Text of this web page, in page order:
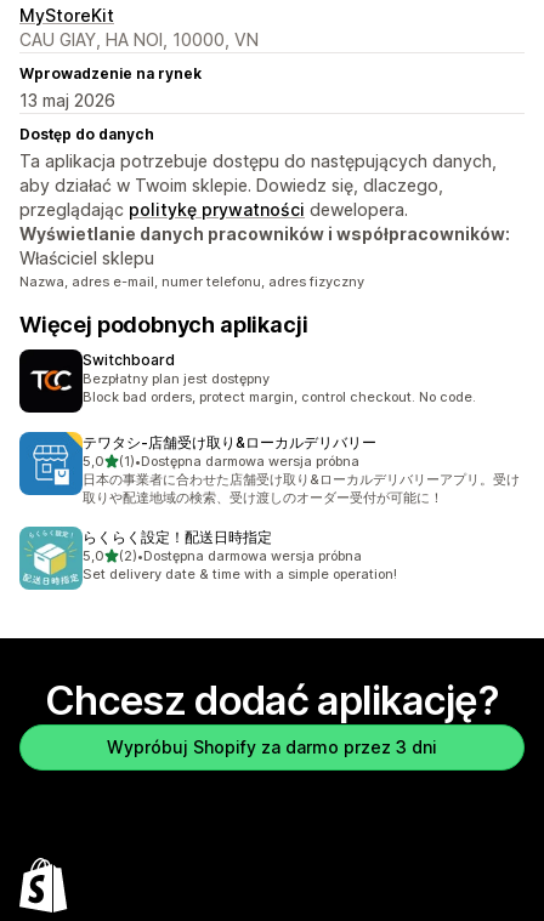
MyStoreKit
CAU GIAY, HA NOI, 10000, VN
Wprowadzenie na rynek
13 maj 2026
Dostęp do danych
Ta aplikacja potrzebuje dostępu do następujących danych,
aby działać w Twoim sklepie. Dowiedz się, dlaczego,
przeglądając politykę prywatności dewelopera.
Wyświetlanie danych pracowników i współpracowników:
Właściciel sklepu
Nazwa, adres e-mail, numer telefonu, adres fizyczny
Więcej podobnych aplikacji
Switchboard
Bezpłatny plan jest dostępny
Block bad orders, protect margin, control checkout. No code.
テワタシ‑店舗受け取り&ローカルデリバリー
5,0na 5 gwiazdek
(1)
Łączna liczba recenzji: 1
•Dostępna darmowa wersja próbna
日本の事業者に合わせた店舗受け取り&ローカルデリバリーアプリ。受け
取りや配達地域の検索、受け渡しのオーダー受付が可能に！
らくらく設定！配送日時指定
5,0na 5 gwiazdek
(2)
Łączna liczba recenzji: 2
•Dostępna darmowa wersja próbna
Set delivery date & time with a simple operation!
Chcesz dodać aplikację?
Wypróbuj Shopify za darmo przez 3 dni